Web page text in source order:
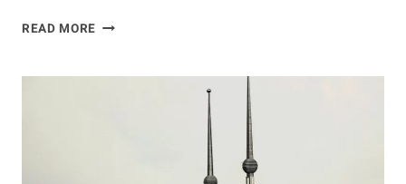
READ MORE YÜKSELTME
GEÇER